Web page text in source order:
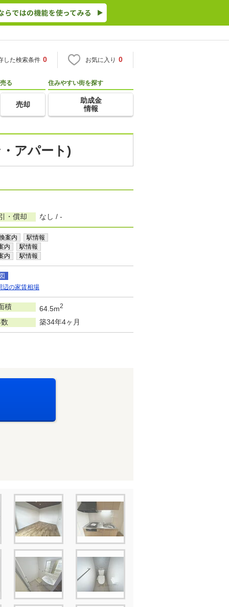
した検索条件 0 お気に入り 0
売る
売却
住みやすい街を探す
助成金
情報
アパート)
・償却 なし / -
案内 駅情報
内 駅情報
内 駅情報
辺の家賃相場
積 64.5m2
築34年4ヶ月